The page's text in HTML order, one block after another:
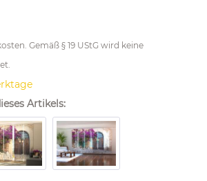
. Gemäß § 19 UStG wird keine
Artikels: